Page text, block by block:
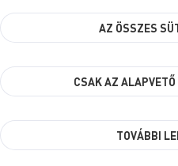
Javaslat
döntések
56.49 kb
Melléklet
Értékbecslés
AZ ÖSSZES
CSAK AZ
TOVÁBBI